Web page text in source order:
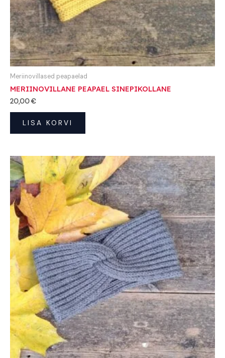
Meriinovillased peapaelad
MERIINOVILLANE PEAPAEL SINEPIKOLLANE
20,00€
LISA KORVI